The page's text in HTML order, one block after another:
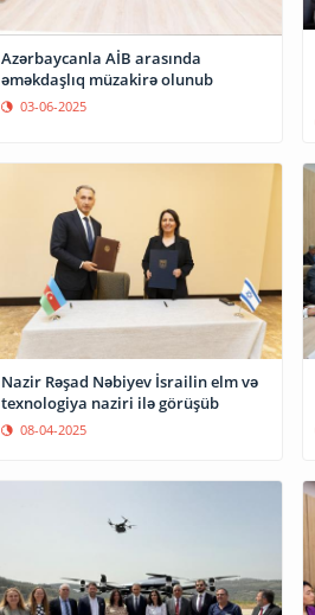
Azərbaycanla AİB arasında
əməkdaşlıq müzakirə olunub
03-06-2025
Nazir Rəşad Nəbiyev İsrailin elm və
texnologiya naziri ilə görüşüb
08-04-2025